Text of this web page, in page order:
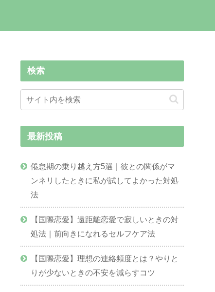
検索
最新投稿
倦怠期の乗り越え方5選｜彼との関係がマ
ンネリしたときに私が試してよかった対処
法
【国際恋愛】遠距離恋愛で寂しいときの対
処法｜前向きになれるセルフケア法
【国際恋愛】理想の連絡頻度とは？やりと
りが少ないときの不安を減らすコツ